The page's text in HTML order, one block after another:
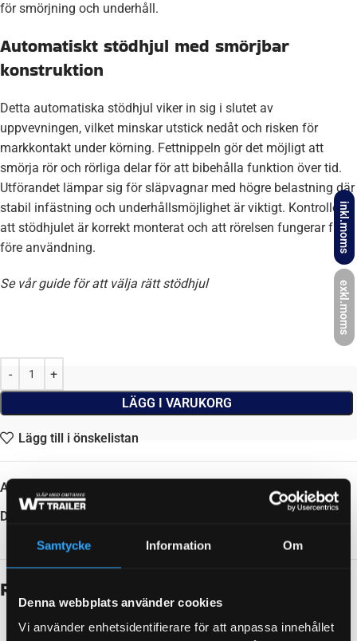
Samtycke Information Om
Denna webbplats använder cookies
Vi använder enhetsidentifierare för att anpassa innehållet
inkl.moms
exkl.moms
för smörjning och underhåll.
Automatiskt stödhjul med smörjbar
konstruktion
Detta automatiska stödhjul viker in sig i slutet av
uppvevningen, vilket minskar utstick nedåt och risken för
markkontakt under körning. Fettnippeln gör det möjligt att
smörja rör och rörliga delar för att bibehålla funktion över tid.
Utförandet lämpar sig för släpvagnar med högre belastning där
stabil infästning och underhållsmöjlighet är viktigt. Kontrollera
att stödhjulet är korrekt monterat och att rörelsen fungerar fritt
före användning.
Se vår guide för att välja rätt stödhjul
LÄGG I VARUKORG
Lägg till i önskelistan
Artikelnr:
Dela:
Beskrivning
MATERIAL